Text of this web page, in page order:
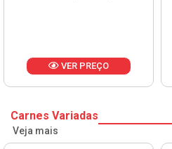
VER PREÇO
Carnes Variadas
Veja mais